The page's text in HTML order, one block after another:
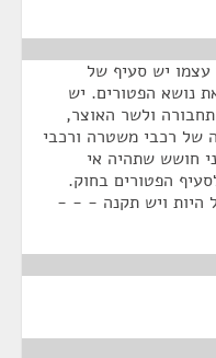
עצמו יש סעיף של
נושא הפטורים. יש
ולשר האוצר,
של רכבי משטרה ורכבי
חושש שתהיה אי
הפטורים בחוק.
היות ויש תקנה - - -